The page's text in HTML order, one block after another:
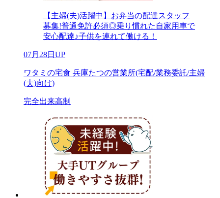
【主婦(夫)活躍中】お弁当の配達スタッフ
募集!普通免許必須◎乗り慣れた自家用車で
安心配達♪子供を連れて働ける！
07月28日UP
ワタミの宅食 兵庫たつの営業所(宅配/業務委託/主婦
(夫)向け)
完全出来高制